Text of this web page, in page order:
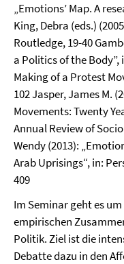
„Emotions’ Map. A
King, Debra (eds.)
Routledge, 19-40
a Politics of the Body”,
Making of a Protest
102 Jasper, James M.
Movements: Twenty
Annual Review of
Wendy (2013):
Arab Uprisings“, in:
409
Im Seminar geht es
empirischen
Politik. Ziel ist die
Debatte dazu in den